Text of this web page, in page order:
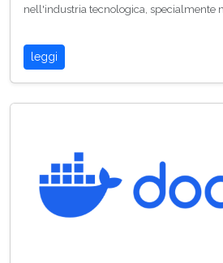
nell'industria tecnologica, specialmente
leggi